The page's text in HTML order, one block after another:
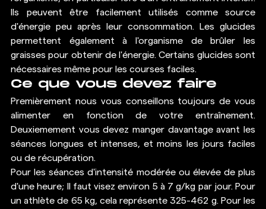
Ils peuvent être facilement utilisés comme source
d'énergie peu après leur consommation. Les glucides
permettent également à l'organisme de brûler les
graisses pour obtenir de l'énergie. Certains glucides sont
nécessaires même pour les courses faciles.
Ce que vous devez faire
Premièrement nous vous conseillons toujours de vous
alimenter en fonction de votre entraînement.
Deuxiemement vous devez manger davantage avant les
séances longues et intenses, et moins les jours faciles
ou de récupération.
Pour les séances d'intensité modérée ou élevée de plus
d'une heure; Il faut visez environ 5 à 7 g/kg par jour. Pour
un athlète de 65 kg, cela représente 325-462 g. Pour les